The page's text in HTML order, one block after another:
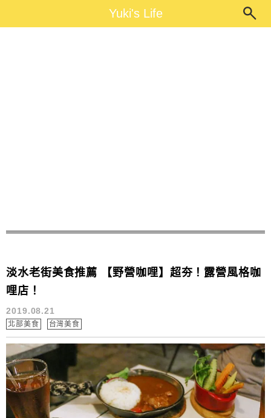
Yuki's LifeYuki's Life
淡水老街美食推薦 【野營咖哩】超夯！露營風格咖
哩店！
2019.08.21
北部美食 台灣美食